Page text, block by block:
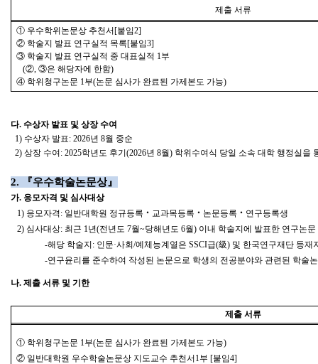
제출 서류
① 우수학위논문상 추천서[붙임2]
② 학술지 발표 연구실적 목록[붙임3]
③ 학술지 발표 연구실적 중 대표실적 1 부
(②, ③은 해당자에 한함)
④ 학위청구논문 1 부(논문 심사가 완료된 가제본도 가능)
다. 수상자 발표 및 상장 수여
1) 수상자 발표: 2026년 8월 중순
2) 상장 수여: 2025학년도 후기(2026년 8월) 학위수여식 당일 소속 대학 행정실을
2. 『우수학술논문상 』
가. 응모자격 및 심사대상
1) 응모자격: 일반대학원 정규등록 ‧ 교과목등록 ‧ 논문등록 ‧ 연구등록생
2) 심사대상: 최근 1 년(전년도 7월~당해년도 6월) 이내 학술지에 발표한 연구논문
-해당 학술지: 인문·사회/예체능계열은 SSCI급(級) 및 한국연구재단 등재
-연구윤리를 준수하여 작성된 논문으로 학생의 전공분야와 관련된 학술
나. 제출 서류 및 기한
제출 서류
① 학위청구논문 1 부(논문 심사가 완료된 가제본도 가능)
② 일반대학원 우수학술논문상 지도교수 추천서1 부 [붙임4]